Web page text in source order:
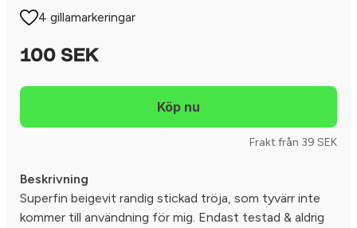
4 gillamarkeringar
100 SEK
Frakt från 39 SEK
Beskrivning
Superfin beigevit randig stickad tröja, som tyvärr inte
kommer till användning för mig. Endast testad & aldrig